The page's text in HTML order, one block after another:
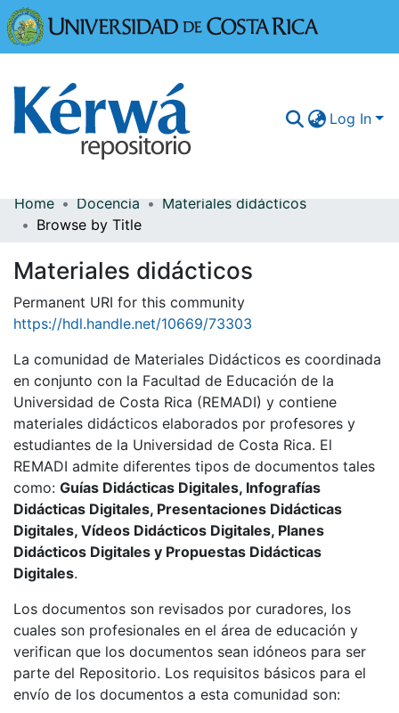
Log In
Communities & Collections
Statistics
Home Docencia
Materiales didácticos
Browse by Title
Materiales didácticos
Permanent URI for this community
https://hdl.handle.net/10669/73303
La comunidad de Materiales Didácticos es coordinada
en conjunto con la Facultad de Educación de la
Universidad de Costa Rica (REMADI) y contiene
materiales didácticos elaborados por profesores y
estudiantes de la Universidad de Costa Rica. El
REMADI admite diferentes tipos de documentos tales
como: Guías Didácticas Digitales, Infografías
Didácticas Digitales, Presentaciones Didácticas
Digitales, Vídeos Didácticos Digitales, Planes
Didácticos Digitales y Propuestas Didácticas
Digitales.
Los documentos son revisados por curadores, los
cuales son profesionales en el área de educación y
verifican que los documentos sean idóneos para ser
parte del Repositorio. Los requisitos básicos para el
envío de los documentos a esta comunidad son: